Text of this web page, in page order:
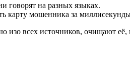
говорят на разных языках.
карту мошенника за
изо всех источников, очищают её,